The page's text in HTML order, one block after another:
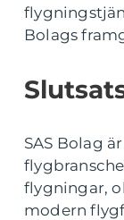
Bolags
SAS Bolag
flygningar,
modern